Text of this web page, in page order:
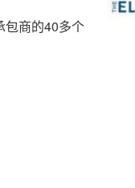
包商的40多个